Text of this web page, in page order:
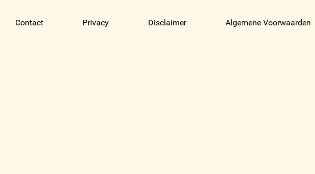
Contact Privacy Disclaimer Algemene Voorwaarden